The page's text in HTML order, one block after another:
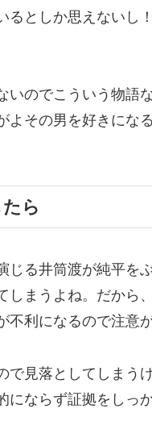
るとしか思えないし
いのでこういう物語
その男を好きにな
ら
じる井筒渡が純平を
しまうよね。だから
利になるので注意が
で見落としてしまう
ならず証拠をしっ